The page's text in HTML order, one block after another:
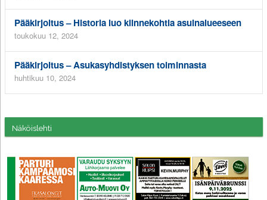
Pääkirjoitus – Historia luo kiinnekohtia asuinalueeseen
toukokuu 12, 2024
Pääkirjoitus – Asukasyhdistyksen toiminnasta
huhtikuu 10, 2024
Näköislehti